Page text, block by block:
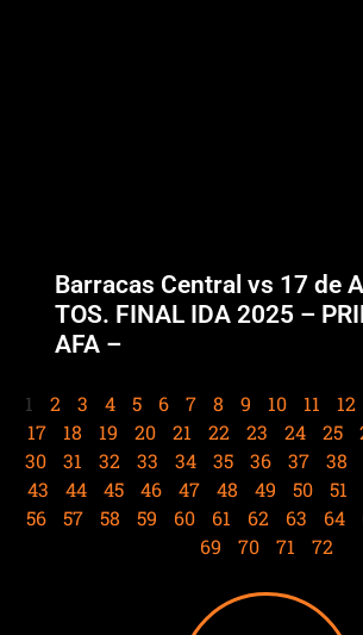
Barracas Central vs 17 de
TOS. FINAL IDA 2025 –
AFA –
1 2 3 4 5 6 7 8 9 10 11 12
17
18 19 20 21 22 23 24 25
30
31 32 33 34 35 36 37 38
43
44 45 46 47 48 49 50 51
56
57 58 59 60 61 62 63 64
69
70 71 72